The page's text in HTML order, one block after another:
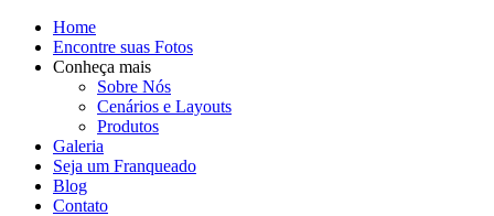
Home
Encontre suas Fotos
Conheça mais
Sobre Nós
Cenários e Layouts
Produtos
Galeria
Seja um Franqueado
Blog
Contato